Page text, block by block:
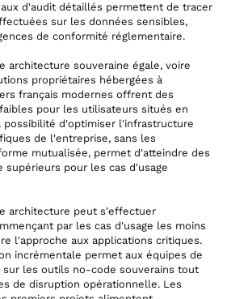
d'audit détaillés permettent de tracer
sur les données sensibles,
de conformité réglementaire.
architecture souveraine égale, voire
propriétaires hébergées à
français modernes offrent des
pour les utilisateurs situés en
possibilité d'optimiser l'infrastructure
de l'entreprise, sans les
mutualisée, permet d'atteindre des
supérieurs pour les cas d'usage
architecture peut s'effectuer
par les cas d'usage les moins
l'approche aux applications critiques.
incrémentale permet aux équipes de
les outils no-code souverains tout
de disruption opérationnelle. Les